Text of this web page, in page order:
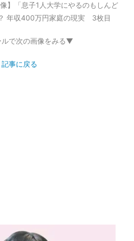
像】「息子1人大学にやるのもしんど
年収400万円家庭の現実 3枚目
で次の画像をみる▼
記事に戻る